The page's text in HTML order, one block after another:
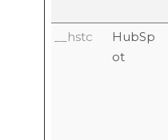
__hstc
HubSp
ot